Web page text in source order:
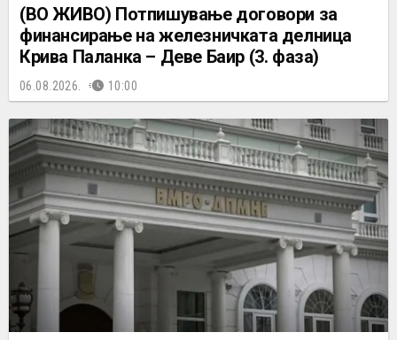
(ВО ЖИВО) Потпишување договори за
финансирање на железничката делница
Крива Паланка – Деве Баир (3. фаза)
06.08.2026. 10:00